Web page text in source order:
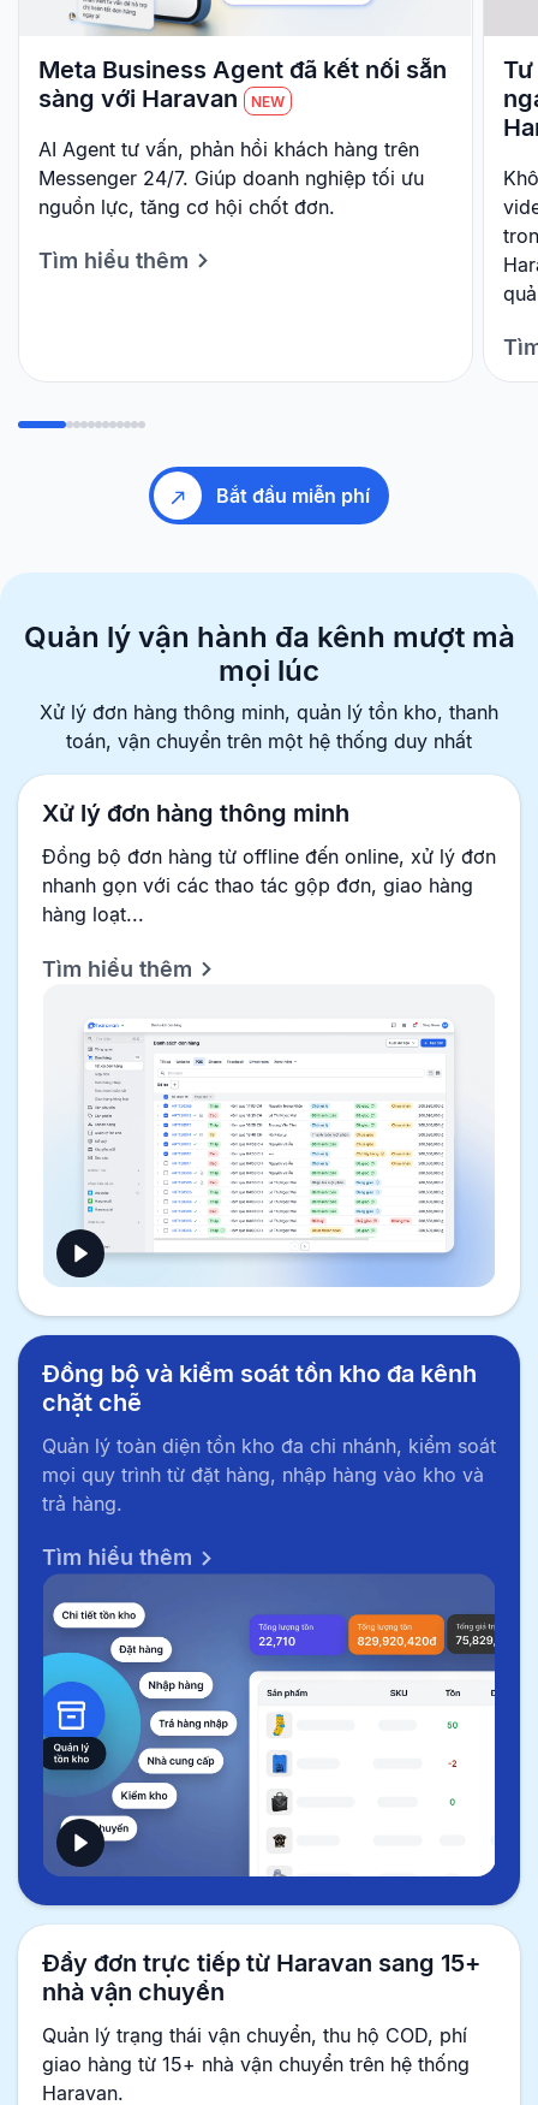
Meta Business Agent đã kết nối sẵn
sàng với Haravan
NEW
AI Agent tư vấn, phản hồi khách hàng trên
Messenger 24/7. Giúp doanh nghiệp tối ưu
nguồn lực, tăng cơ hội chốt đơn.
Tìm hiểu thêm
Bắt đầu miễn phí
Quản lý vận hành đa kênh mượt mà
mọi lúc
Xử lý đơn hàng thông minh, quản lý tồn kho, thanh
toán, vận chuyển trên một hệ thống duy nhất
Xử lý đơn hàng thông minh
Đồng bộ đơn hàng từ offline đến online, xử lý đơn
nhanh gọn với các thao tác gộp đơn, giao hàng
hàng loạt...
Tìm hiểu thêm
Đồng bộ và kiểm soát tồn kho đa kênh
chặt chẽ
Quản lý toàn diện tồn kho đa chi nhánh, kiểm soát
mọi quy trình từ đặt hàng, nhập hàng vào kho và
trả hàng.
Tìm hiểu thêm
Đẩy đơn trực tiếp từ Haravan sang 15+
nhà vận chuyển
Quản lý trạng thái vận chuyển, thu hộ COD, phí
giao hàng từ 15+ nhà vận chuyển trên hệ thống
Haravan.